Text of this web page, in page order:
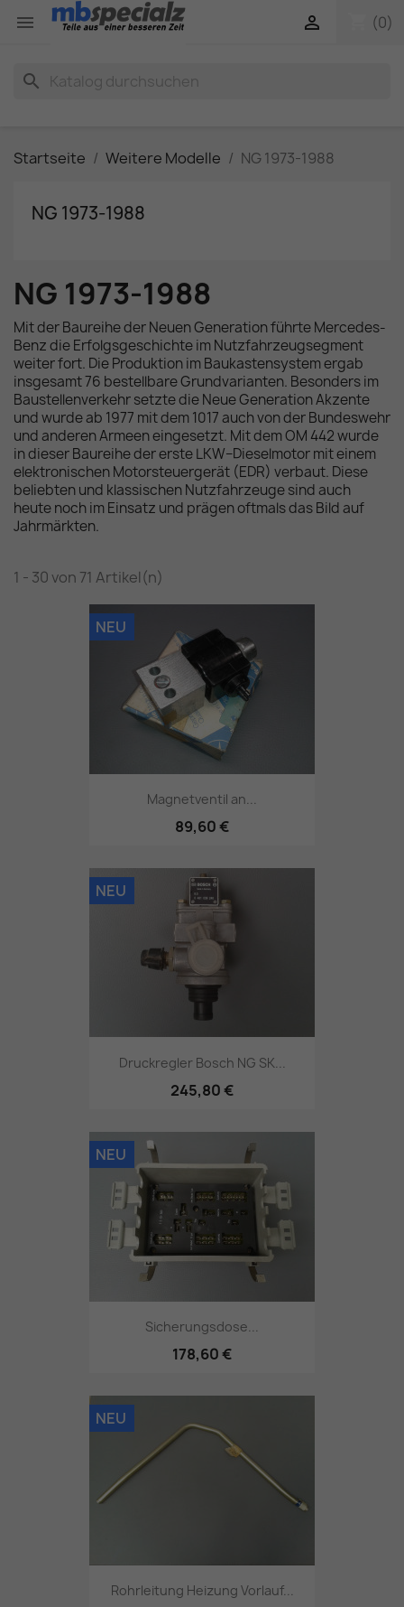
 (0)

search
Startseite Weitere Modelle NG 1973-1988
NG 1973-1988
NG 1973-1988
Mit der Baureihe der Neuen Generation führte Mercedes-
Benz die Erfolgsgeschichte im Nutzfahrzeugsegment
weiter fort. Die Produktion im Baukastensystem ergab
insgesamt 76 bestellbare Grundvarianten. Besonders im
Baustellenverkehr setzte die Neue Generation Akzente
und wurde ab 1977 mit dem 1017 auch von der Bundeswehr
und anderen Armeen eingesetzt. Mit dem OM 442 wurde
in dieser Baureihe der erste LKW–Dieselmotor mit einem
elektronischen Motorsteuergerät (EDR) verbaut. Diese
beliebten und klassischen Nutzfahrzeuge sind auch
heute noch im Einsatz und prägen oftmals das Bild auf
Jahrmärkten.
1 - 30 von 71 Artikel(n)
Magnetventil an...
89,60 €
NEU
Druckregler Bosch NG SK...
245,80 €
NEU
Sicherungsdose...
178,60 €
NEU
Rohrleitung Heizung Vorlauf...
NEU